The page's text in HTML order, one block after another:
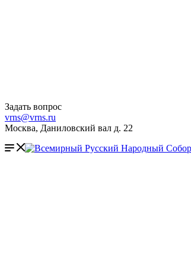
Задать вопрос
vrns@vrns.ru
Москва, Даниловский вал д. 22